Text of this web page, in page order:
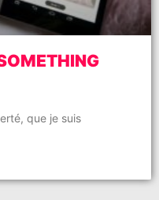
que je suis